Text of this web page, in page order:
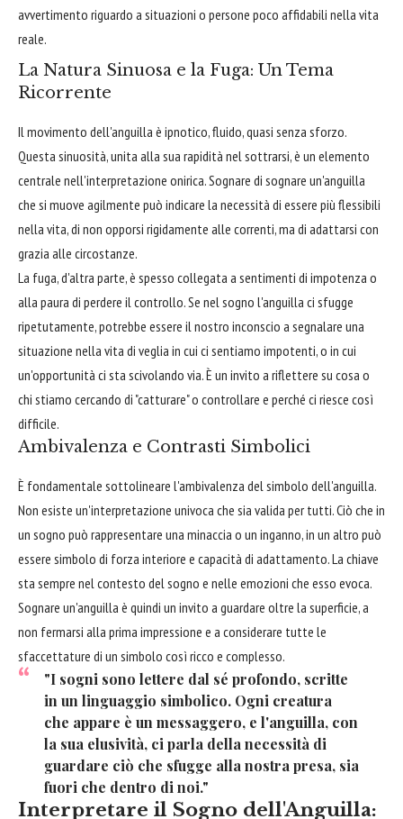
avvertimento riguardo a situazioni o persone poco affidabili nella vita
reale.
La Natura Sinuosa e la Fuga: Un Tema
Ricorrente
Il movimento dell'anguilla è ipnotico, fluido, quasi senza sforzo.
Questa sinuosità, unita alla sua rapidità nel sottrarsi, è un elemento
centrale nell'interpretazione onirica. Sognare di sognare un'anguilla
che si muove agilmente può indicare la necessità di essere più flessibili
nella vita, di non opporsi rigidamente alle correnti, ma di adattarsi con
grazia alle circostanze.
La fuga, d'altra parte, è spesso collegata a sentimenti di impotenza o
alla paura di perdere il controllo. Se nel sogno l'anguilla ci sfugge
ripetutamente, potrebbe essere il nostro inconscio a segnalare una
situazione nella vita di veglia in cui ci sentiamo impotenti, o in cui
un'opportunità ci sta scivolando via. È un invito a riflettere su cosa o
chi stiamo cercando di "catturare" o controllare e perché ci riesce così
difficile.
Ambivalenza e Contrasti Simbolici
È fondamentale sottolineare l'ambivalenza del simbolo dell'anguilla.
Non esiste un'interpretazione univoca che sia valida per tutti. Ciò che in
un sogno può rappresentare una minaccia o un inganno, in un altro può
essere simbolo di forza interiore e capacità di adattamento. La chiave
sta sempre nel contesto del sogno e nelle emozioni che esso evoca.
Sognare un'anguilla è quindi un invito a guardare oltre la superficie, a
non fermarsi alla prima impressione e a considerare tutte le
sfaccettature di un simbolo così ricco e complesso.
"I sogni sono lettere dal sé profondo, scritte
in un linguaggio simbolico. Ogni creatura
che appare è un messaggero, e l'anguilla, con
la sua elusività, ci parla della necessità di
guardare ciò che sfugge alla nostra presa, sia
fuori che dentro di noi."
Interpretare il Sogno dell'Anguilla: